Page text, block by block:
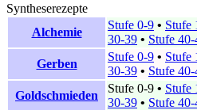
Syntheserezepte
Alchemie
Stufe 0-9 • Stufe
30-39 • Stufe
Gerben
Stufe 0-9 • Stufe
30-39 • Stufe
Goldschmieden
Stufe 0-9 • Stufe
30-39 • Stufe